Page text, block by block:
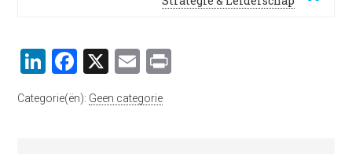
LinkedIn
Facebook
X Email
Categorie(ën): Geen categorie